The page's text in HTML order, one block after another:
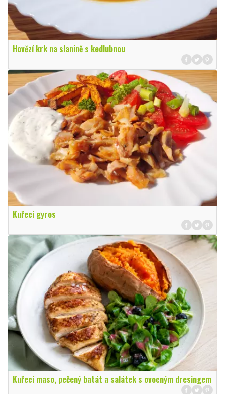
Hovězí krk na slanině s kedlubnou
Kuřecí gyros
Kuřecí maso, pečený batát a salátek s ovocným dresingem